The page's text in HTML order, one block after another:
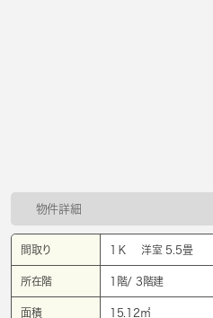
物件詳細
間取り 1Ｋ 洋室 5.5畳
所在階 1階/ 3階建
面積 15.12㎡